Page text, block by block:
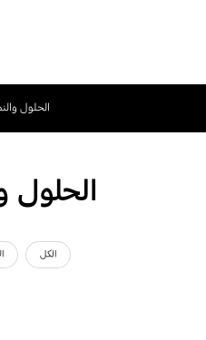
الحلول
الحلول
الكل